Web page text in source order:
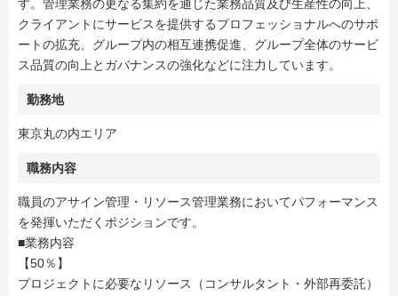
す。管理業務の更なる集約を通じた業務品質及び生産性の向上、
クライアントにサービスを提供するプロフェッショナルへのサポ
ートの拡充、グループ内の相互連携促進、グループ全体のサービ
ス品質の向上とガバナンスの強化などに注力しています。
勤務地
東京丸の内エリア
職務内容
職員のアサイン管理・リソース管理業務においてパフォーマンス
を発揮いただくポジションです。
■業務内容
【50％】
プロジェクトに必要なリソース（コンサルタント・外部再委託）